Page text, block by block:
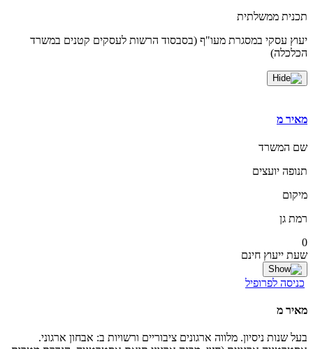
תכנית ממשלתית
יעוץ עסקי במסגרת מעו"ף (בסבסוד הרשות לעסקים קטנים במשרד
הכלכלה)
מאיר מ
שם המשרד
תנופה יועצים
מיקום
רמת גן
0
שעת ייעוץ חינם
כניסה לפרופיל
מאיר מ
בעל שנות ניסיון. מלווה ארגונים ציבוריים ורשויות ב: אבחון ארגוני.